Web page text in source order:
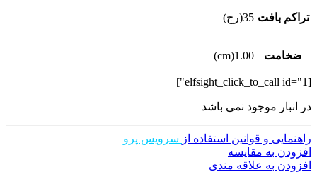
تراکم بافت 35(رج)
ضخامت 1.00(cm)
[elfsight_click_to_call id="1"]
در انبار موجود نمی باشد
راهنمایی و قوانین استفاده از سرویس پرو
افزودن به مقایسه
افزودن به علاقه مندی